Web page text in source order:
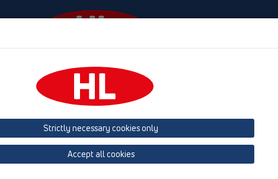
Company HL-House
Ujëmbledhës parapeti HL68F
Përmbledhja e artikullit
12 shkarkim tarrace
Strictly necessary cookies only
Accept all cookies